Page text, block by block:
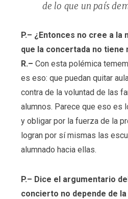
de lo que un país
P.– ¿Entonces no cree a la
que la concertada no tiene
R.– Con esta polémica
es eso: que puedan quitar
contra de la voluntad de las
alumnos. Parece que eso es
y obligar por la fuerza de la
logran por sí mismas las
alumnado hacia ellas.
P.– Dice el argumentario
concierto no depende de